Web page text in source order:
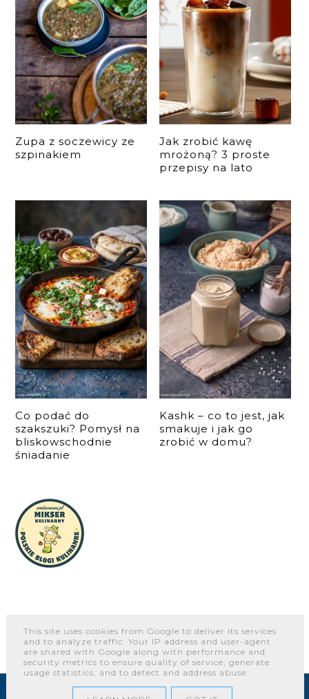
Zupa z soczewicy ze
szpinakiem
Jak zrobić kawę
mrożoną? 3 proste
przepisy na lato
Co podać do
szakszuki? Pomysł na
bliskowschodnie
śniadanie
Kashk – co to jest, jak
smakuje i jak go
zrobić w domu?
O NAS WSPÓŁPRACA I KONTAKT PORTFOLIO
PRZEPISY DLA KAŻDEGO.
This site uses cookies from Google to deliver its services
and to analyze traffic. Your IP address and user-agent
are shared with Google along with performance and
security metrics to ensure quality of service, generate
usage statistics, and to detect and address abuse.